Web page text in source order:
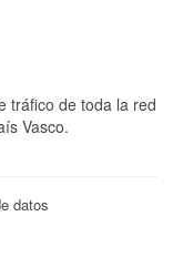
tráfico de toda la red
Vasco.
datos